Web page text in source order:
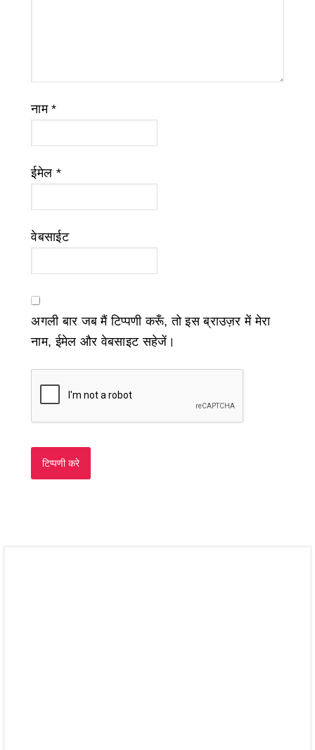
नाम*
ईमेल *
वेबसाईट
अगली बार जब मैं टिप्पणी करूँ, तो इस ब्राउज़र में मेरा
नाम, ईमेल और वेबसाइट सहेजें।